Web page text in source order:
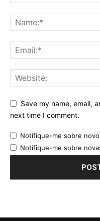
Save my name, email,
next time I comment.
Notifique-me sobre
Notifique-me sobre